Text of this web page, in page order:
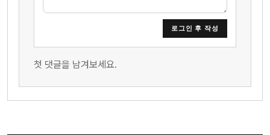
로그인 후 작성
첫 댓글을 남겨보세요.